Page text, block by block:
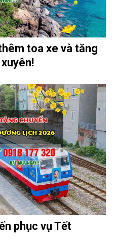
toa xe và tăng
phục vụ Tết